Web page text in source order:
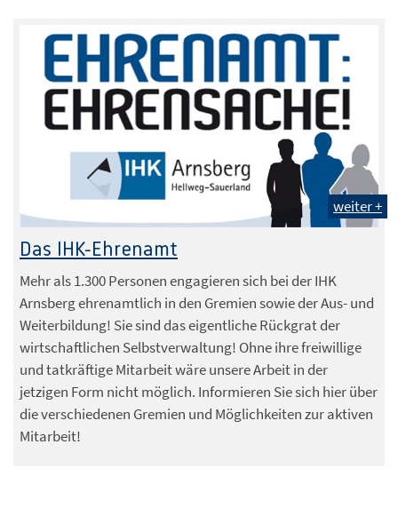
weiter +
Das IHK-Ehrenamt
Mehr als 1.300 Personen engagieren sich bei der IHK
Arnsberg ehrenamtlich in den Gremien sowie der Aus- und
Weiterbildung! Sie sind das eigentliche Rückgrat der
wirtschaftlichen Selbstverwaltung! Ohne ihre freiwillige
und tatkräftige Mitarbeit wäre unsere Arbeit in der
jetzigen Form nicht möglich. Informieren Sie sich hier über
die verschiedenen Gremien und Möglichkeiten zur aktiven
Mitarbeit!